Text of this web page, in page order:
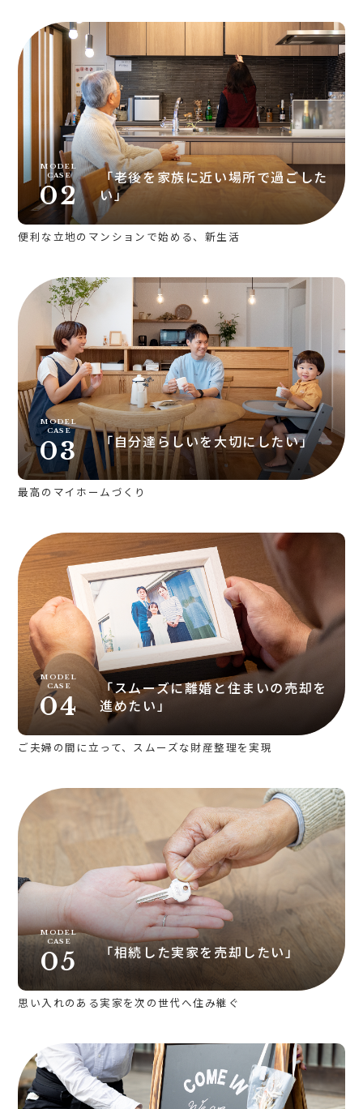
MODEL
CASE
02
「老後を家族に近い場所で過ごした
い」
便利な立地のマンションで始める、新生活
MODEL
CASE
03 「自分達らしいを大切にしたい」
最高のマイホームづくり
MODEL
CASE
04
「スムーズに離婚と住まいの売却を
進めたい」
ご夫婦の間に立って、スムーズな財産整理を実現
MODEL
CASE
05 「相続した実家を売却したい」
思い入れのある実家を次の世代へ住み継ぐ